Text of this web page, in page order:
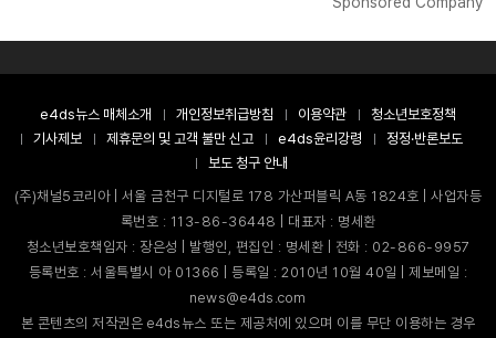
e4ds뉴스 매체소개 개인정보취급방침 이용약관
청소년보호정책
기사제보
제휴문의 및 고객 불만 신고 e4ds윤리강령
정정·반론보도
보도 청구 안내
(주)채널5코리아 | 서울 금천구 디지털로 178 가산퍼블릭 A동 1824호 | 사업자등
록번호 : 113-86-36448 | 대표자 : 명세환
청소년보호책임자 : 장은성 | 발행인, 편집인 : 명세환 | 전화 : 02-866-9957
등록번호 : 서울특별시 아 01366 | 등록일 : 2010년 10월 40일 | 제보메일 :
news@e4ds.com
본 콘텐츠의 저작권은 e4ds뉴스 또는 제공처에 있으며 이를 무단 이용하는 경우